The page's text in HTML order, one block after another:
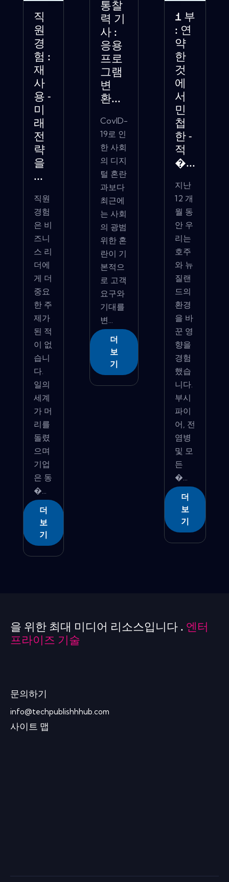
직
원
경
험 :
재
사
용 -
미
래
전
략
을
...
직원
경험
은 비
즈니
스 리
더에
게 더
중요
한 주
제가
된 적
이 없
습니
다.
일의
세계
가 머
리를
돌렸
으며
기업
은 동
�...
더
보
기
통찰
력 기
사 :
응용
프로
그램
변
환...
CovID-
19로 인
한 사회
의 디지
털 혼란
과보다
최근에
는 사회
의 광범
위한 혼
란이 기
본적으
로 고객
요구와
기대를
변...
더
보
기
1 부
: 연
약
한
것
에
서
민
첩
한 -
적
�...
지난
12 개
월 동
안 우
리는
호주
와 뉴
질랜
드의
환경
을 바
꾼 영
향을
경험
했습
니다.
부시
파이
어, 전
염병
및 모
든
�...
더
보
기
을 위한 최대 미디어 리소스입니다 . 엔터
프라이즈 기술
문의하기
info@techpublishhhub.com
사이트 맵